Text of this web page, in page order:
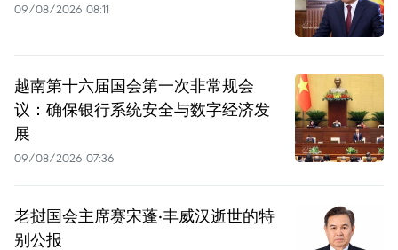
09/08/2026 08:11
越南第十六届国会第一次非常规会
议：确保银行系统安全与数字经济发
展
09/08/2026 07:36
老挝国会主席赛宋蓬·丰威汉逝世的特
别公报